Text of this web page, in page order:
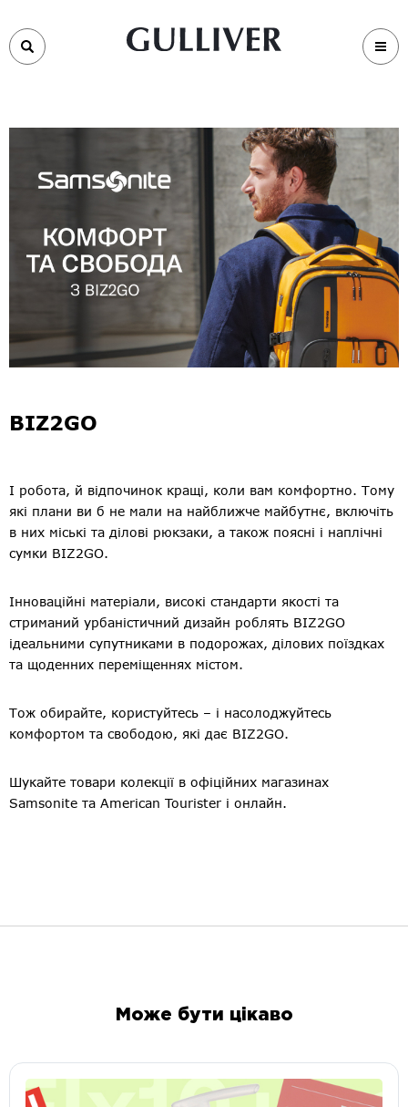
BIZ2GO
І робота, й відпочинок кращі, коли вам комфортно. Тому
які плани ви б не мали на найближче майбутнє, включіть
в них міські та ділові рюкзаки, а також поясні і наплічні
сумки BIZ2GO.
Інноваційні матеріали, високі стандарти якості та
стриманий урбаністичний дизайн роблять BIZ2GO
ідеальними супутниками в подорожах, ділових поїздках
та щоденних переміщеннях містом.
Тож обирайте, користуйтесь – і насолоджуйтесь
комфортом та свободою, які дає BIZ2GO.
Шукайте товари колекції в офіційних магазинах
Samsonite та American Tourister і онлайн.
Може бути цікаво